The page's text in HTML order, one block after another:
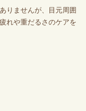
りませんが、目元周囲
れや重だるさのケアを